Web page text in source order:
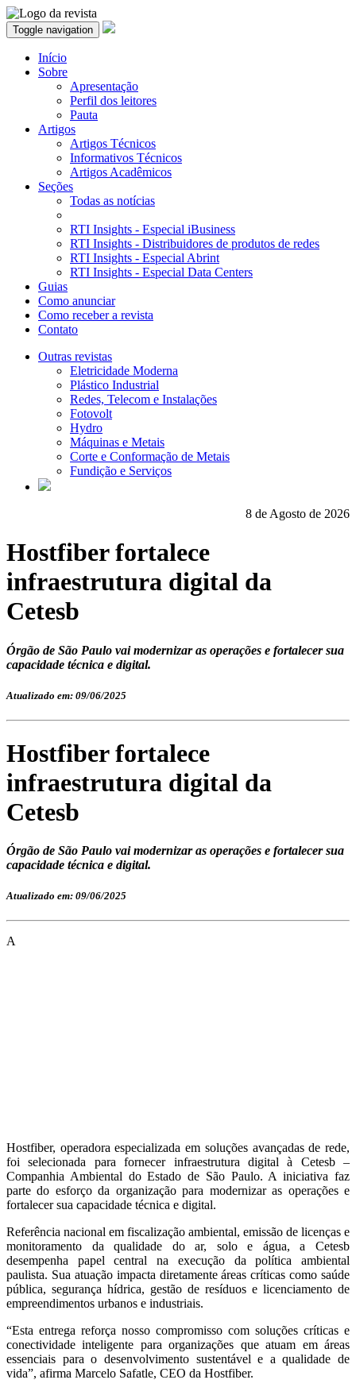
Toggle navigation
Início
Sobre
Apresentação
Perfil dos leitores
Pauta
Artigos
Artigos Técnicos
Informativos Técnicos
Artigos Acadêmicos
Seções
Todas as notícias
RTI Insights - Especial iBusiness
RTI Insights - Distribuidores de produtos de redes
RTI Insights - Especial Abrint
RTI Insights - Especial Data Centers
Guias
Como anunciar
Como receber a revista
Contato
Outras revistas
Eletricidade Moderna
Plástico Industrial
Redes, Telecom e Instalações
Fotovolt
Hydro
Máquinas e Metais
Corte e Conformação de Metais
Fundição e Serviços
8 de Agosto de 2026
Hostfiber fortalece
infraestrutura digital da
Cetesb
Órgão de São Paulo vai modernizar as operações e fortalecer sua
capacidade técnica e digital.
Atualizado em: 09/06/2025
Hostfiber fortalece
infraestrutura digital da
Cetesb
Órgão de São Paulo vai modernizar as operações e fortalecer sua
capacidade técnica e digital.
Atualizado em: 09/06/2025
A
Hostfiber, operadora especializada em soluções avançadas de rede,
foi selecionada para fornecer infraestrutura digital à Cetesb –
Companhia Ambiental do Estado de São Paulo. A iniciativa faz
parte do esforço da organização para modernizar as operações e
fortalecer sua capacidade técnica e digital.
Referência nacional em fiscalização ambiental, emissão de licenças e
monitoramento da qualidade do ar, solo e água, a Cetesb
desempenha papel central na execução da política ambiental
paulista. Sua atuação impacta diretamente áreas críticas como saúde
pública, segurança hídrica, gestão de resíduos e licenciamento de
empreendimentos urbanos e industriais.
“Esta entrega reforça nosso compromisso com soluções críticas e
conectividade inteligente para organizações que atuam em áreas
essenciais para o desenvolvimento sustentável e a qualidade de
vida”, afirma Marcelo Safatle, CEO da Hostfiber.